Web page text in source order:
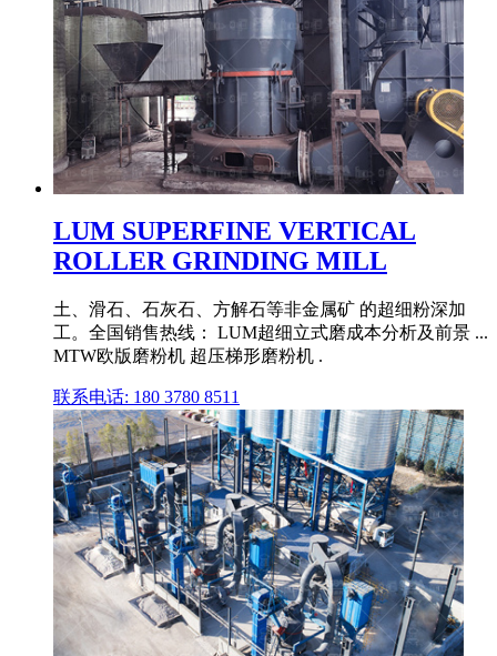
LUM SUPERFINE VERTICAL
ROLLER GRINDING MILL
土、滑石、石灰石、方解石等非金属矿 的超细粉深加
工。全国销售热线： LUM超细立式磨成本分析及前景 ...
MTW欧版磨粉机 超压梯形磨粉机 .
联系电话: 180 3780 8511